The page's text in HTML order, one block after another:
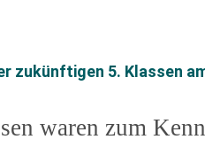
zukünftigen 5. Klassen
waren zum